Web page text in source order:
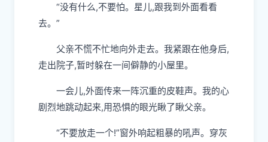
“没有什么,不要怕。星儿,跟我到外面看看
去。”
父亲不慌不忙地向外走去。我紧跟在他身后,
走出院子,暂时躲在一间僻静的小屋里。
一会儿,外面传来一阵沉重的皮鞋声。我的心
剧烈地跳动起来,用恐惧的眼光瞅了瞅父亲。
“不要放走一个!”窗外响起粗暴的吼声。穿灰